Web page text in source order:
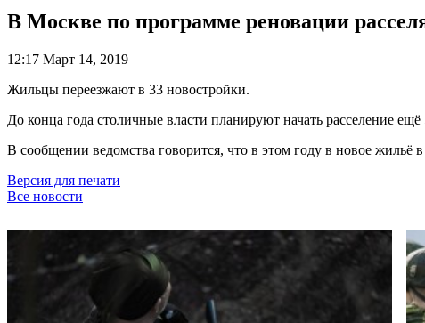
В Москве по программе реновации
12:17 Март 14, 2019
Жильцы переезжают в 33 новостройки.
До конца года столичные власти планируют начать расселение
В сообщении ведомства говорится, что в этом году в новое
Версия для печати
Все новости